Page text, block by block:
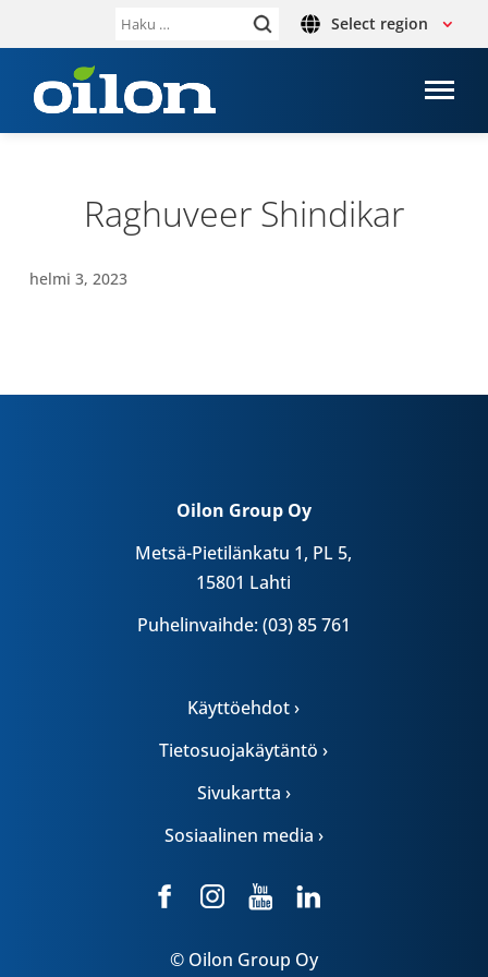
Haku: Select region
Rag­hu­veer Shin­di­kar
helmi 3, 2023
Oilon Group Oy
Metsä-Pietilänkatu 1, PL 5,
15801 Lahti
Puhelinvaihde: (03) 85 761
Käyttöehdot ›
Tietosuojakäytäntö ›
Sivukartta ›
Sosiaalinen media ›
© Oilon Group Oy